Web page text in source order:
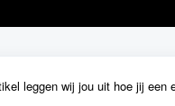
leggen wij jou uit hoe jij